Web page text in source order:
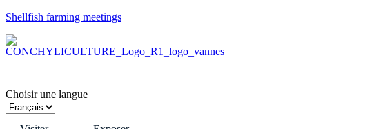
Shellfish farming meetings
Choisir une langue